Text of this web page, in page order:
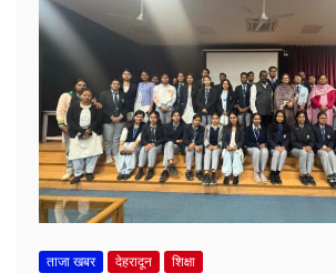
ताजा खबर देहरादून शिक्षा